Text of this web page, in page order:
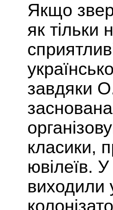
Якщо
як
завдяки
класики,
ювілеїв.
виходили